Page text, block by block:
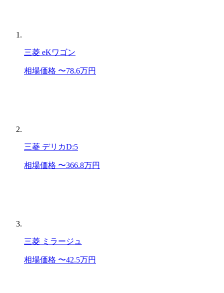
三菱 eKワゴン
相場価格 〜78.6万円
三菱 デリカD:5
相場価格 〜366.8万円
三菱 ミラージュ
相場価格 〜42.5万円